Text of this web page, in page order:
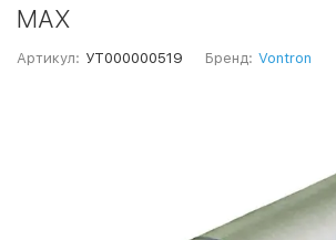
MAX
Артикул: УТ000000519 Бренд: Vontron